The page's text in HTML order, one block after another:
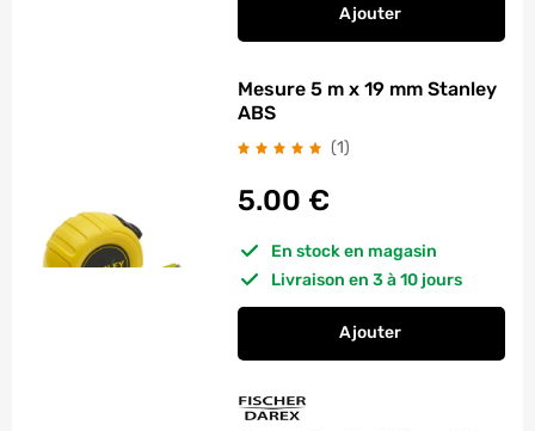
Ajouter
Mini mesure 1 m
Mesure 5 m x 19 mm Stanley
ABS
(1)
5.00 €
En stock en magasin
Livraison en 3 à 10 jours
Ajouter
Mesure 5 m x 19